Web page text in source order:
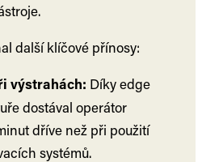
další klíčové přínosy:
výstrahách: Díky edge
dostával operátor
dříve než při použití
systémů.